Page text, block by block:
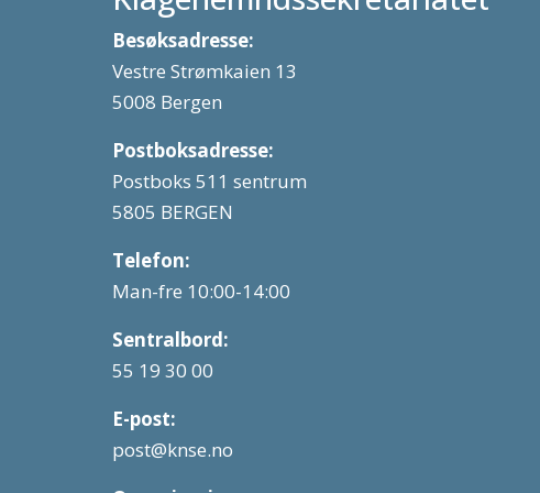
Besøksadresse:
Vestre Strømkaien 13
5008 Bergen
Postboksadresse:
Postboks 511 sentrum
5805 BERGEN
Telefon:
Man-fre 10:00-14:00
Sentralbord:
55 19 30 00
E-post:
post@knse.no